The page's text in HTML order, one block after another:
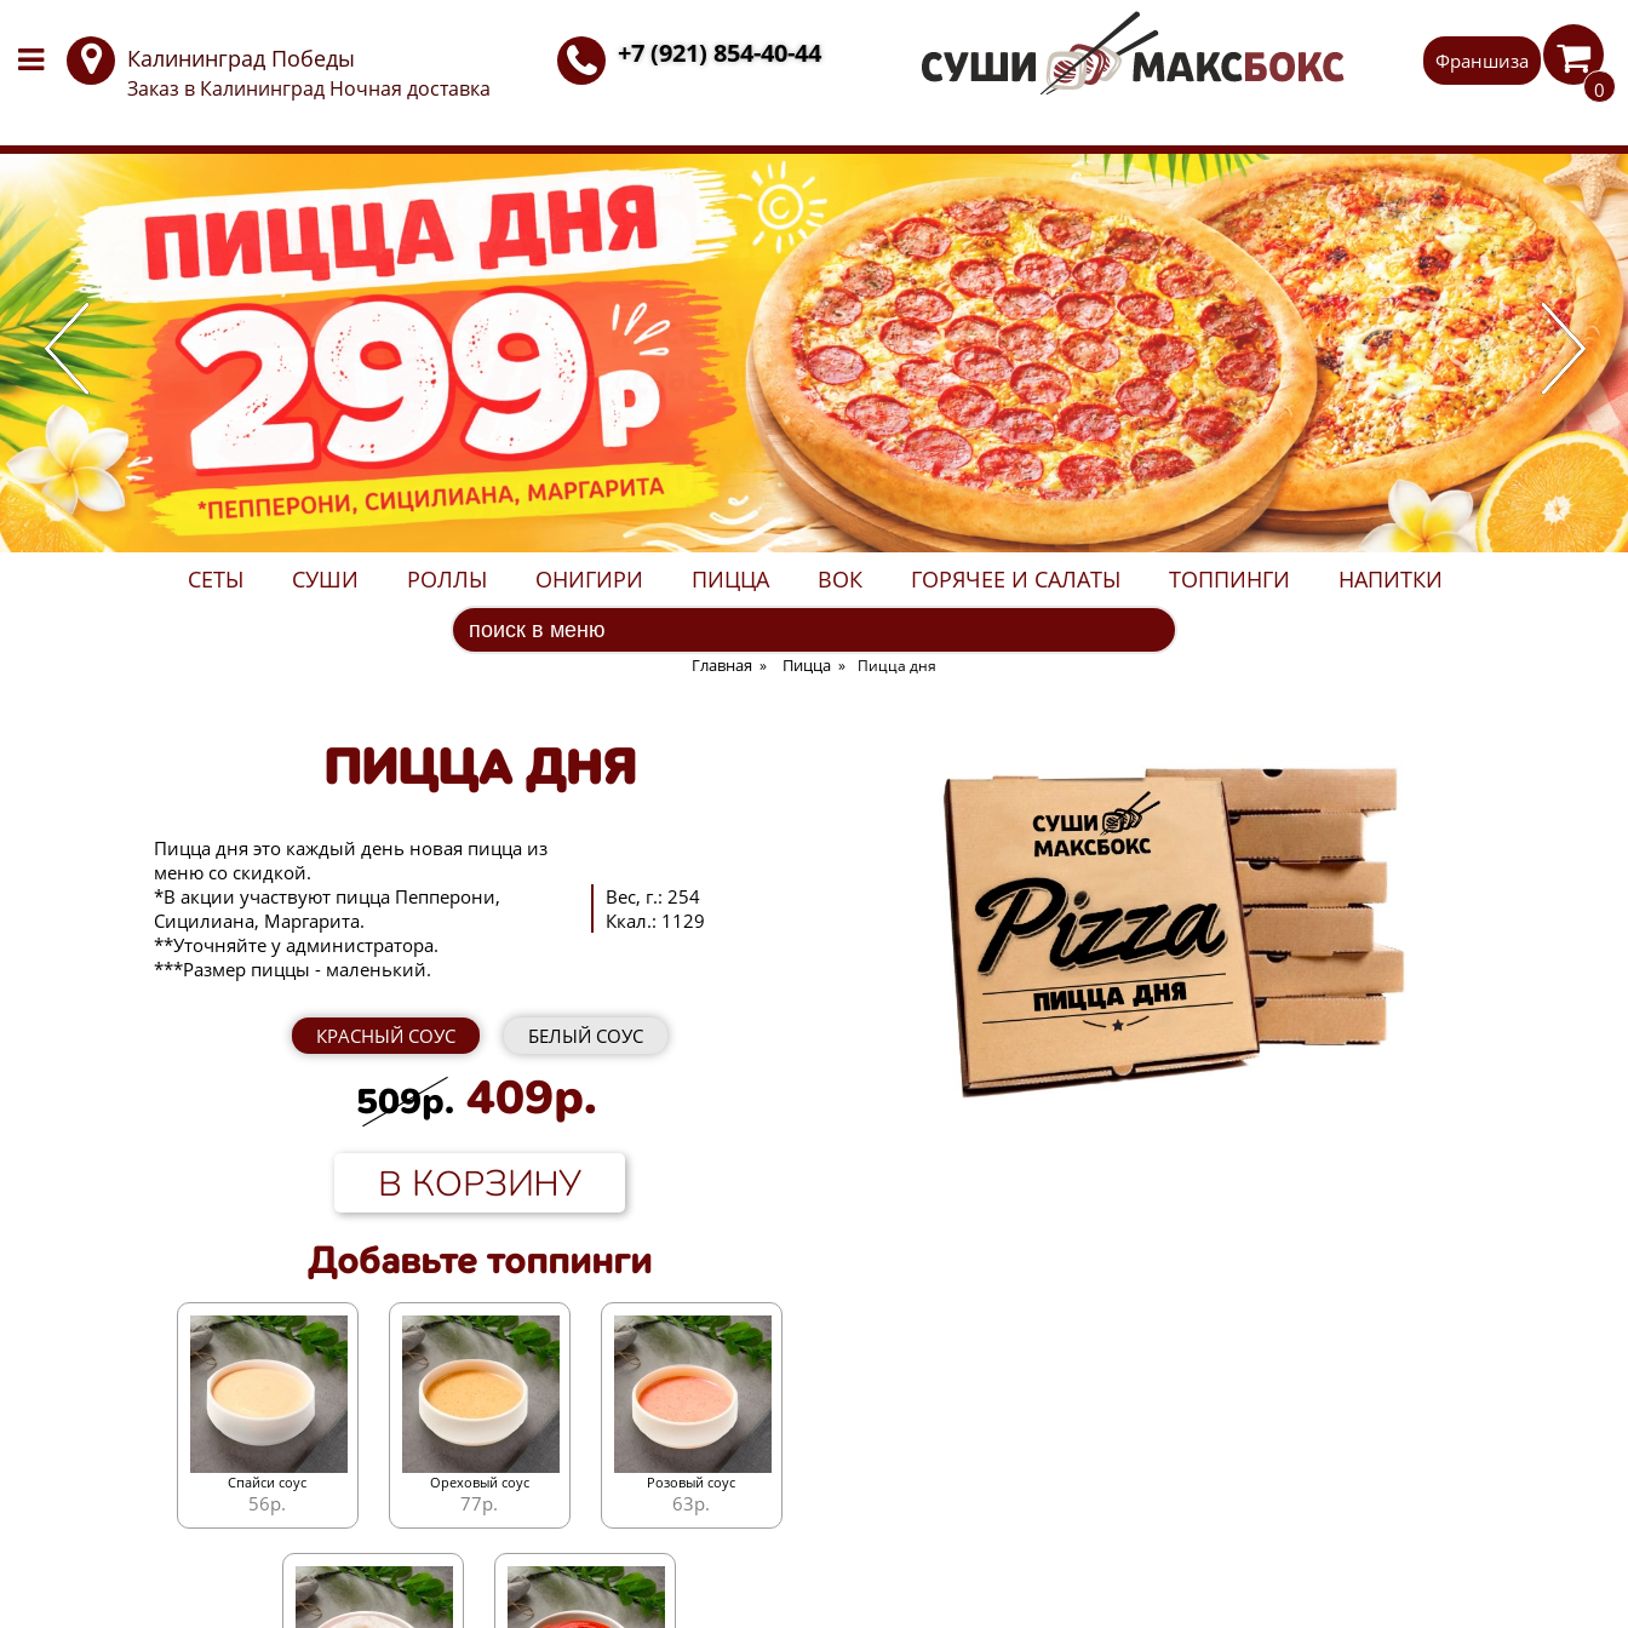
 Калининград Победы
Заказ в Калининград Ночная доставка
+7 (921) 854-40-44 Франшиза 
0
СЕТЫ СУШИ РОЛЛЫ ОНИГИРИ ПИЦЦА ВОК ГОРЯЧЕЕ И САЛАТЫ ТОППИНГИ НАПИТКИ
Главная » Пицца » Пицца дня
ПИЦЦА ДНЯ
Пицца дня это каждый день новая пицца из
меню со скидкой.
*В акции участвуют пицца Пепперони,
Сицилиана, Маргарита.
**Уточняйте у администратора.
***Размер пиццы - маленький.
Вес, г.:254
Ккал.: 1129
КРАСНЫЙ СОУС БЕЛЫЙ СОУС
509р. 409р.
В КОРЗИНУ
Добавьте топпинги
Спайси соус
56р.
Ореховый соус
77р.
Розовый соус
63р.